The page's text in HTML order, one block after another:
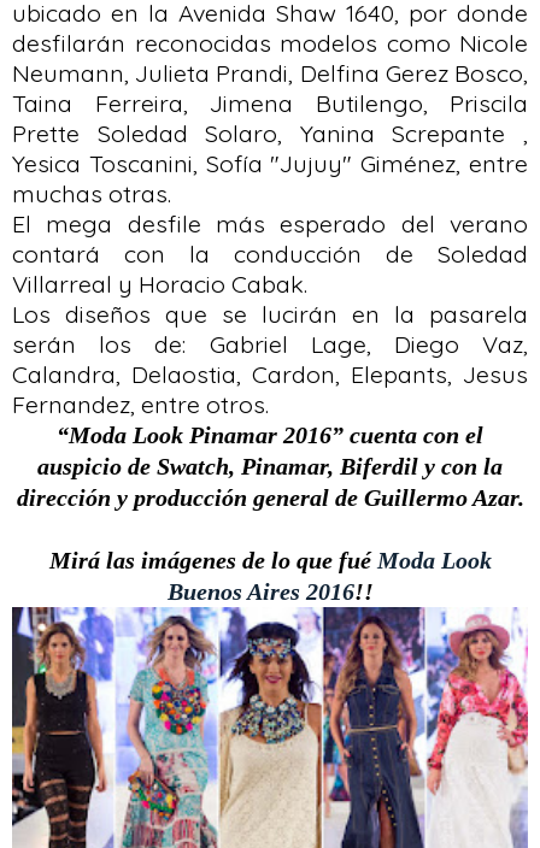
ubicado en la Avenida Shaw 1640, por donde
desfilarán reconocidas modelos como Nicole
Neumann, Julieta Prandi, Delfina Gerez Bosco,
Taina Ferreira, Jimena Butilengo, Priscila
Prette Soledad Solaro, Yanina Screpante ,
Yesica Toscanini, Sofía "Jujuy" Giménez, entre
muchas otras.
El mega desfile más esperado del verano
contará con la conducción de Soledad
Villarreal y Horacio Cabak.
Los diseños que se lucirán en la pasarela
serán los de: Gabriel Lage, Diego Vaz,
Calandra, Delaostia, Cardon, Elepants, Jesus
Fernandez, entre otros.
“Moda Look Pinamar 2016” cuenta con el
auspicio de Swatch, Pinamar, Biferdil y con la
dirección y producción general de Guillermo Azar.
Mirá las imágenes de lo que fué Moda Look
Buenos Aires 2016!!